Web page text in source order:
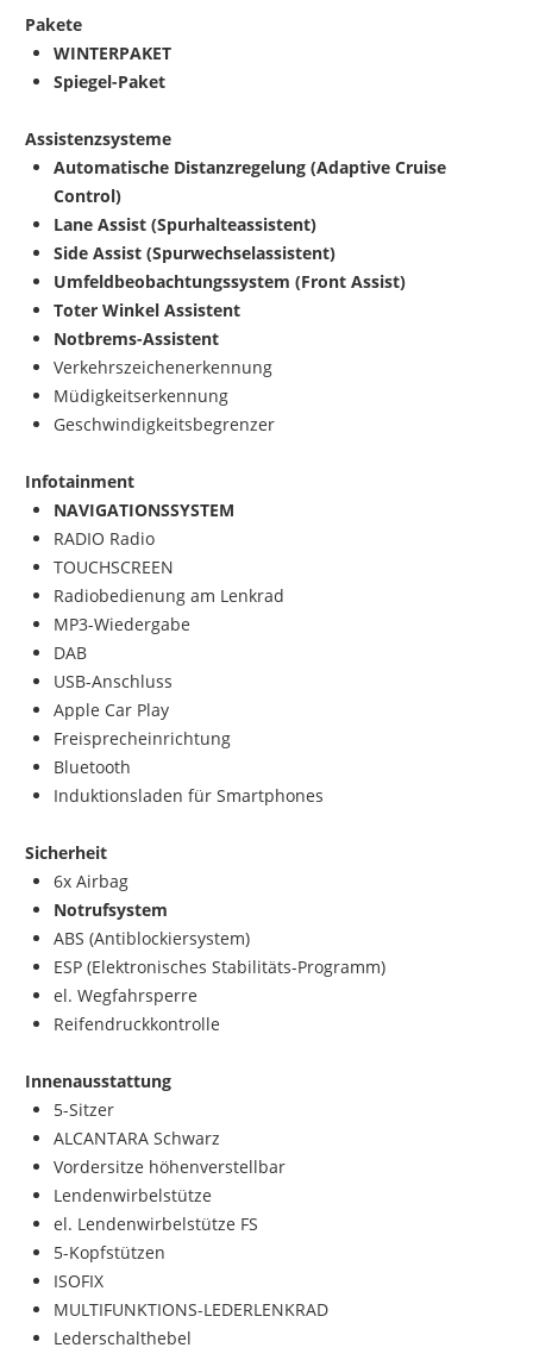
Pakete
WINTERPAKET
Spiegel-Paket
Assistenzsysteme
Automatische Distanzregelung (Adaptive Cruise
Control)
Lane Assist (Spurhalteassistent)
Side Assist (Spurwechselassistent)
Umfeldbeobachtungssystem (Front Assist)
Toter Winkel Assistent
Notbrems-Assistent
Verkehrszeichenerkennung
Müdigkeitserkennung
Geschwindigkeitsbegrenzer
Infotainment
NAVIGATIONSSYSTEM
RADIO Radio
TOUCHSCREEN
Radiobedienung am Lenkrad
MP3-Wiedergabe
DAB
USB-Anschluss
Apple Car Play
Freisprecheinrichtung
Bluetooth
Induktionsladen für Smartphones
Sicherheit
6x Airbag
Notrufsystem
ABS (Antiblockiersystem)
ESP (Elektronisches Stabilitäts-Programm)
el. Wegfahrsperre
Reifendruckkontrolle
Innenausstattung
5-Sitzer
ALCANTARA Schwarz
Vordersitze höhenverstellbar
Lendenwirbelstütze
el. Lendenwirbelstütze FS
5-Kopfstützen
ISOFIX
MULTIFUNKTIONS-LEDERLENKRAD
Lederschalthebel